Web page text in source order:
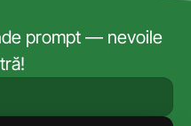
prompt — nevoile